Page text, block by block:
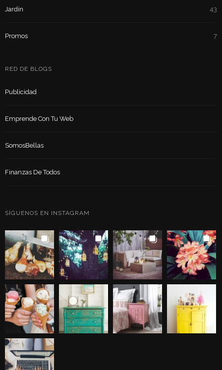
Jardín 43
Promos 7
RED DE BLOGS
Publicidad
Emprende Con Tu Web
SomosBellas
Finanzas De Todos
SÍGUENOS EN INSTAGRAM